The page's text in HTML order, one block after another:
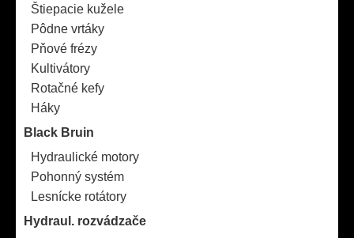
Štiepacie kužele
Pôdne vrtáky
Pňové frézy
Kultivátory
Rotačné kefy
Háky
Black Bruin
Hydraulické motory
Pohonný systém
Lesnícke rotátory
Hydraul. rozvádzače